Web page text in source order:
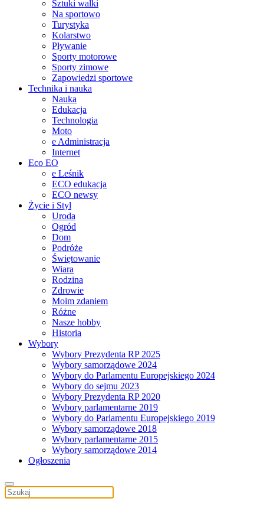
Sztuki walki
Na sportowo
Turystyka
Kolarstwo
Pływanie
Sporty motorowe
Sporty zimowe
Zapowiedzi sportowe
Technika i nauka
Nauka
Edukacja
Technologia
Moto
e Administracja
Internet
Eco EO
e Leśnik
ECO edukacja
ECO newsy
Życie i Styl
Uroda
Ogród
Dom
Podróże
Świętowanie
Wiara
Rodzina
Zdrowie
Moim zdaniem
Różne
Nasze hobby
Historia
Wybory
Wybory Prezydenta RP 2025
Wybory samorządowe 2024
Wybory do Parlamentu Europejskiego 2024
Wybory do sejmu 2023
Wybory Prezydenta RP 2020
Wybory parlamentarne 2019
Wybory do Parlamentu Europejskiego 2019
Wybory samorządowe 2018
Wybory parlamentarne 2015
Wybory samorządowe 2014
Ogłoszenia